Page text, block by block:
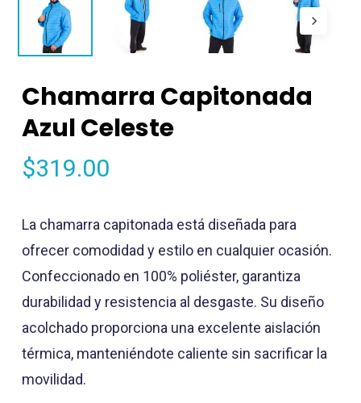
Chamarra Capitonada
Azul Celeste
$319.00
La chamarra capitonada está diseñada para
ofrecer comodidad y estilo en cualquier ocasión.
Confeccionado en 100% poliéster, garantiza
durabilidad y resistencia al desgaste. Su diseño
acolchado proporciona una excelente aislación
térmica, manteniéndote caliente sin sacrificar la
movilidad.